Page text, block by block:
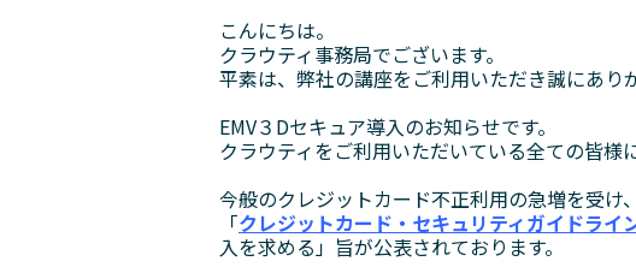
こんにちは。
クラウティ事務局でございます。
平素は、弊社の講座をご利用いただき誠にあり
EMV３Dセキュア導入のお知らせです。
クラウティをご利用いただいている全ての皆様
今般のクレジットカード不正利⽤の急増を受
「クレジットカード‧セキュリティガイドライ
⼊を求める」旨が公表されております。